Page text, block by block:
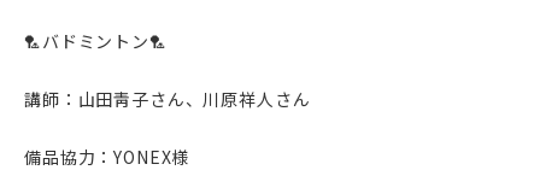
🏸バドミントン🏸
講師：山田靑子さん、川原祥人さん
備品協力：YONEX様